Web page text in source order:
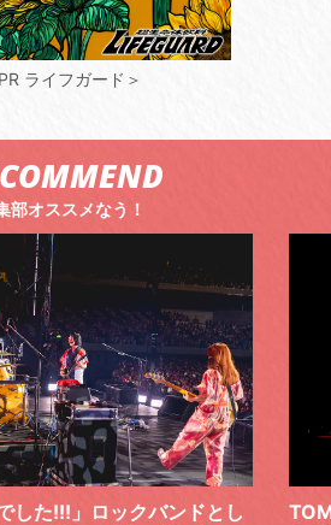
ライフガード＞
部オススメなう！
した!!!」ロックバンドとし